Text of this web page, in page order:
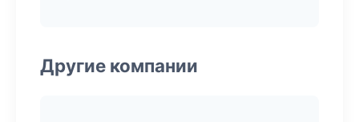
Другие компании